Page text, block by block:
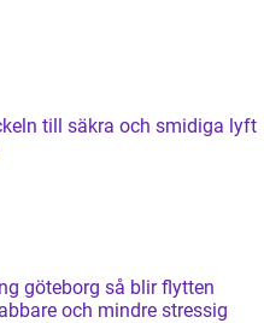
så blir flytten
och mindre stressig